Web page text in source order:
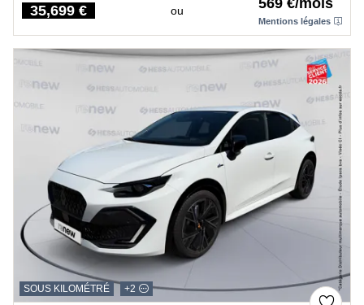
Price
35,699 € ou 569 €/mois
Mentions légales
SOUS KILOMÉTRÉ +2